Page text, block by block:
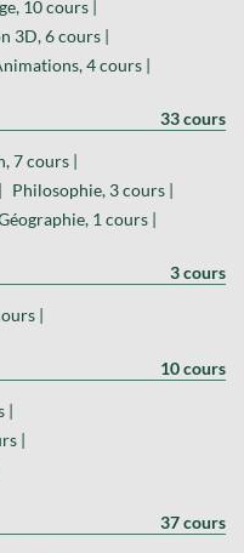
10 cours |
3D, 6 cours |
4 cours |
33 cours
7 cours |
Philosophie, 3 cours |
1 cours |
3 cours
|
10 cours
|
37 cours